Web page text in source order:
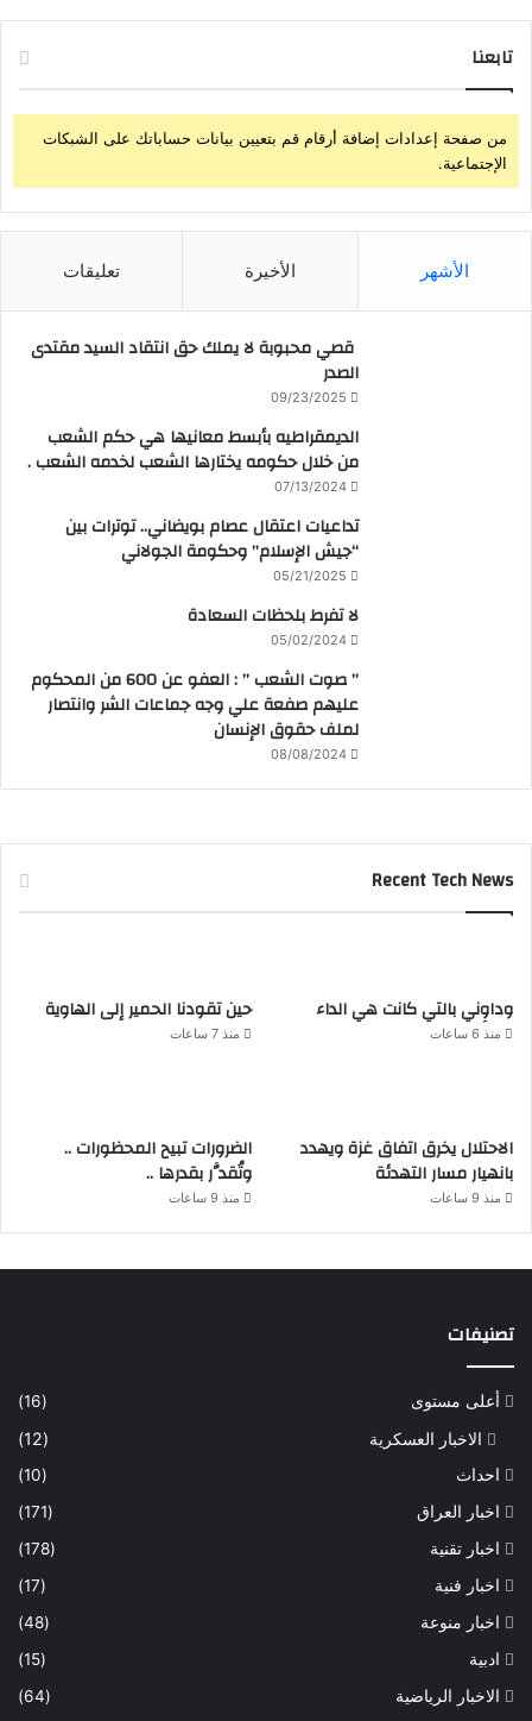
تابعنا
من صفحة إعدادات إضافة أرقام قم بتعيين بيانات حساباتك على الشبكات
الإجتماعية.
الأشهر الأخيرة تعليقات
قصي محبوبة لا يملك حق انتقاد السيد مقتدى
الصدر
09/23/2025
الديمقراطيه بأبسط معانيها هي حكم الشعب
من خلال حكومه يختارها الشعب لخدمه الشعب .
07/13/2024
تداعيات اعتقال عصام بويضاني.. توترات بين
“جيش الإسلام” وحكومة الجولاني
05/21/2025
لا تفرط بلحظات السعادة
05/02/2024
” صوت الشعب ” : العفو عن 600 من المحكوم
عليهم صفعة علي وجه جماعات الشر وانتصار
لملف حقوق الإنسان
08/08/2024
Recent Tech News
وداوِني بالتي كانت هي الداء
منذ 6 ساعات
حين تقودنا الحمير إلى الهاوية
منذ 7 ساعات
الاحتلال يخرق اتفاق غزة ويهدد
بانهيار مسار التهدئة
منذ 9 ساعات
الضرورات تبيح المحظورات ..
وتُقدَّر بقدرها ..
منذ 9 ساعات
تصنيفات
أعلى مستوى (16)
الاخبار العسكرية (12)
احداث
(10)
اخبار العراق
(171)
اخبار تقنية
(178)
اخبار فنية
(17)
اخبار منوعة
(48)
ادبية
(15)
الاخبار الرياضية
(64)